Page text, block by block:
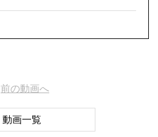
前の動画へ
動画一覧